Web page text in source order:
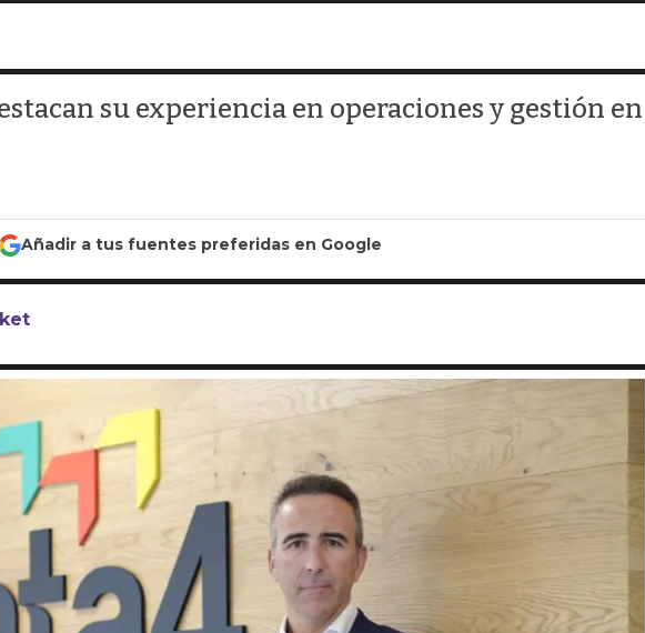
su experiencia en operaciones y gestión en
Añadir a tus fuentes preferidas en Google